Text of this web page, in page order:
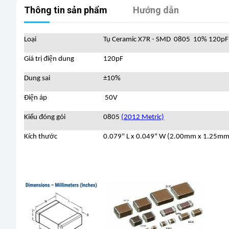
Thông tin sản phẩm Hướng dẫn
Loại Tụ Ceramic X7R - SMD 0805 10%
Giá trị điện dung 120pF
Dung sai ±10%
Điện áp 50V
Kiểu đóng gói 0805 (2012 Metric)
Kích thước 0.079" L x 0.049" W (2.00mm x